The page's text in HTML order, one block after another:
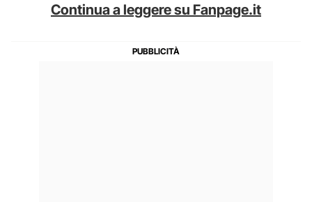
Continua a leggere su Fanpage.it